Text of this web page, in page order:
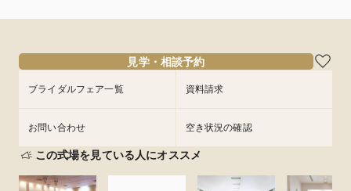
見学・相談予約
ブライダルフェア一覧 資料請求
お問い合わせ 空き状況の確認
この式場を見ている人にオススメ